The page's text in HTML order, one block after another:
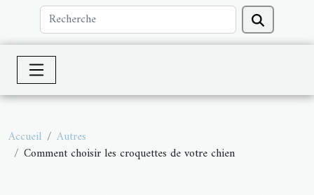
Accueil
Autres
Comment choisir les croquettes de votre chien